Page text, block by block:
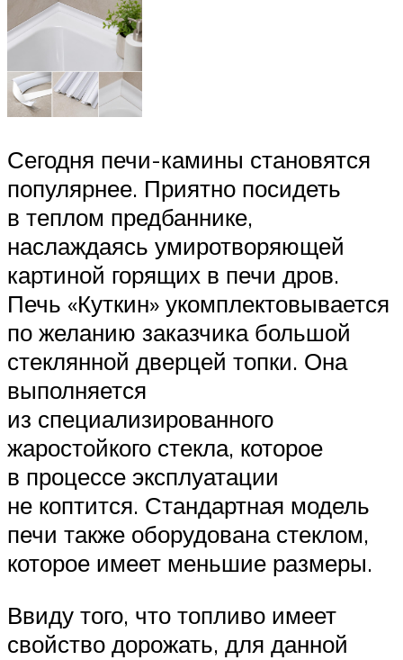
Сегодня печи-камины становятся
популярнее. Приятно посидеть
в теплом предбаннике,
наслаждаясь умиротворяющей
картиной горящих в печи дров.
Печь «Куткин» укомплектовывается
по желанию заказчика большой
стеклянной дверцей топки. Она
выполняется
из специализированного
жаростойкого стекла, которое
в процессе эксплуатации
не коптится. Стандартная модель
печи также оборудована стеклом,
которое имеет меньшие размеры.
Ввиду того, что топливо имеет
свойство дорожать, для данной